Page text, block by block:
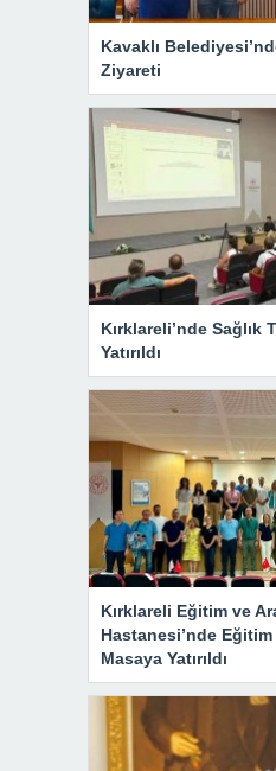
Kavaklı
Ziyareti
Kırklareli’nde Sağlık
Yatırıldı
Kırklareli Eğitim ve
Hastanesi’nde Eğitim
Masaya Yatırıldı